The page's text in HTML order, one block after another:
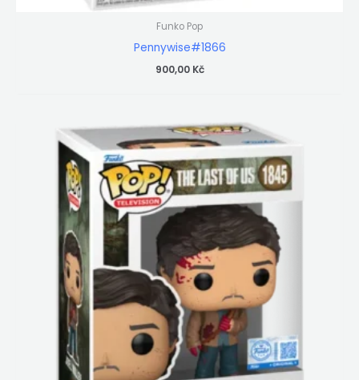
Funko Pop
Pennywise#1866
900,00 Kč